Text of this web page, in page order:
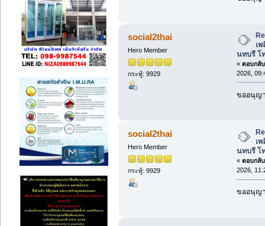
social2thai
Hero Member
กระทู้: 9929
เ
นทบรี โ
« ตอบกลั
2026,
ขออนุญ
social2thai
Hero Member
กระทู้: 9929
เ
นทบรี โ
« ตอบกลั
2026,
ขออนุญ